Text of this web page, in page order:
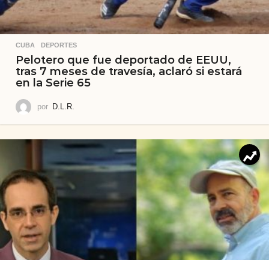
CUBA ,DEPORTES
Pelotero que fue deportado de EEUU,
tras 7 meses de travesía, aclaró si estará
en la Serie 65
por D.L.R.